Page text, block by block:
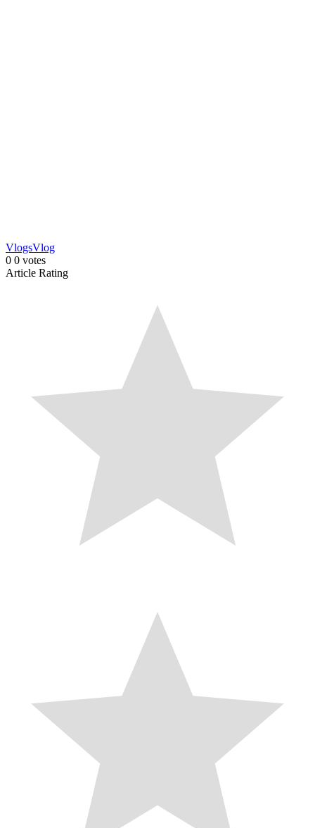
VlogsVlog
0 0 votes
Article Rating